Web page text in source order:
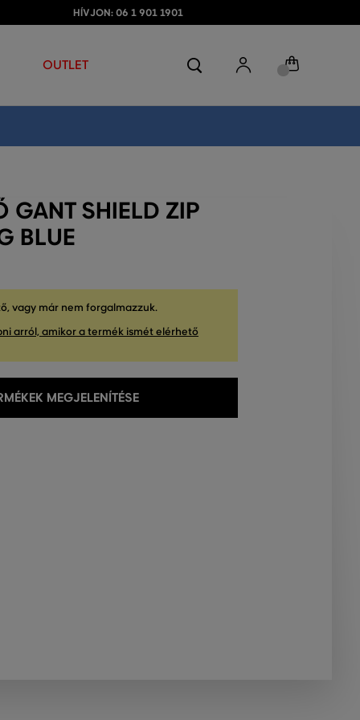
HÍVJON: 06 1 901 1901
OUTLET
GANT SHIELD ZIP
BLUE
vagy már nem forgalmazzuk.
arról, amikor a termék ismét elérhető
MEGJELENÍTÉSE